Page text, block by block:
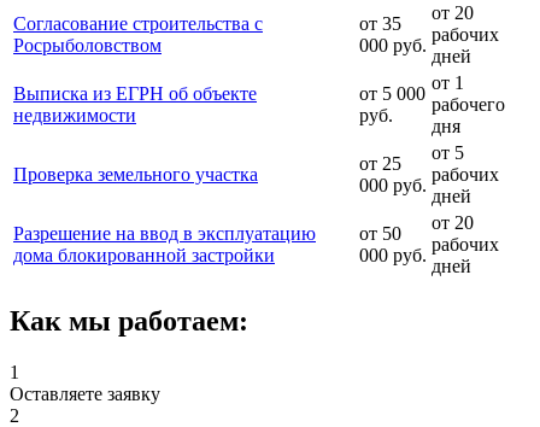
Согласование строительства с
Росрыболовством
от 35
000 руб.
от 20
рабочих
дней
Выписка из ЕГРН об объекте
недвижимости
от 5 000
руб.
от 1
рабочего
дня
Проверка земельного участка
от 25
000 руб.
от 5
рабочих
дней
Разрешение на ввод в эксплуатацию
дома блокированной застройки
от 50
000 руб.
от 20
рабочих
дней
Как мы работаем:
1
Оставляете заявку
2